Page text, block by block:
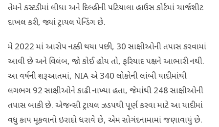
તેમને કસ્ટડીમાં લીધા અને દિલ્હીની પટિયાલા હાઉસ કોર્ટમાં ચાર્જશીટ
દાખલ કરી, જ્યાં ટ્રાયલ પેન્ડિંગ છે.
મે 2022 માં આરોપ નક્કી થયા પછી, 30 સાક્ષીઓની તપાસ કરવામાં
આવી છે અને વિલંબ, જો કોઈ હોય તો, ફરિયાદ પક્ષને આભારી નથી.
આ વર્ષની શરૂઆતમાં, NIA એ 340 લોકોની લાંબી યાદીમાંથી
લગભગ 92 સાક્ષીઓને કાઢી નાખ્યા હતા, જેમાંથી 248 સાક્ષીઓની
તપાસ બાકી છે. એજન્સી ટ્રાયલ ઝડપથી પૂર્ણ કરવા માટે આ યાદીમાં
વધુ કાપ મૂકવાનો ઇરાદો ધરાવે છે, એમ સોગંદનામામાં જણાવાયું છે.